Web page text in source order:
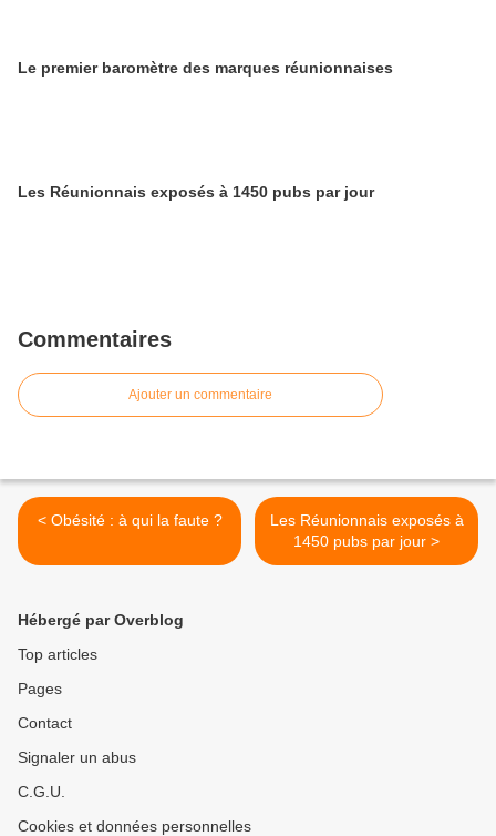
Le premier baromètre des marques réunionnaises
Les Réunionnais exposés à 1450 pubs par jour
Commentaires
Ajouter un commentaire
< Obésité : à qui la faute ?
Les Réunionnais exposés à
1450 pubs par jour >
Hébergé par Overblog
Top articles
Pages
Contact
Signaler un abus
C.G.U.
Cookies et données personnelles